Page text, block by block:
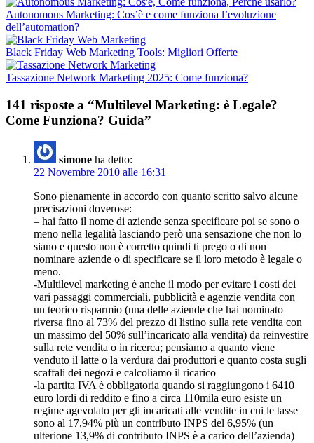
Autonomous Marketing: Cos’è e come funziona l’evoluzione
dell’automation?
Black Friday Web Marketing Tools: Migliori Offerte
Tassazione Network Marketing 2025: Come funziona?
141 risposte a “Multilevel Marketing: è Legale?
Come Funziona? Guida”
simone ha detto:
22 Novembre 2010 alle 16:31
Sono pienamente in accordo con quanto scritto salvo alcune
precisazioni doverose:
– hai fatto il nome di aziende senza specificare poi se sono o
meno nella legalità lasciando però una sensazione che non lo
siano e questo non è corretto quindi ti prego o di non
nominare aziende o di specificare se il loro metodo è legale o
meno.
-Multilevel marketing è anche il modo per evitare i costi dei
vari passaggi commerciali, pubblicità e agenzie vendita con
un teorico risparmio (una delle aziende che hai nominato
riversa fino al 73% del prezzo di listino sulla rete vendita con
un massimo del 50% sull’incaricato alla vendita) da reinvestire
sulla rete vendita o in ricerca; pensiamo a quanto viene
venduto il latte o la verdura dai produttori e quanto costa sugli
scaffali dei negozi e calcoliamo il ricarico
-la partita IVA è obbligatoria quando si raggiungono i 6410
euro lordi di reddito e fino a circa 110mila euro esiste un
regime agevolato per gli incaricati alle vendite in cui le tasse
sono al 17,94% più un contributo INPS del 6,95% (un
ulterione 13,9% di contributo INPS è a carico dell’azienda)